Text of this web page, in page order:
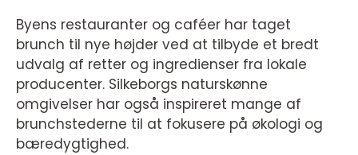
Byens restauranter og caféer har taget
brunch til nye højder ved at tilbyde et bredt
udvalg af retter og ingredienser fra lokale
producenter. Silkeborgs naturskønne
omgivelser har også inspireret mange af
brunchstederne til at fokusere på økologi og
bæredygtighed.